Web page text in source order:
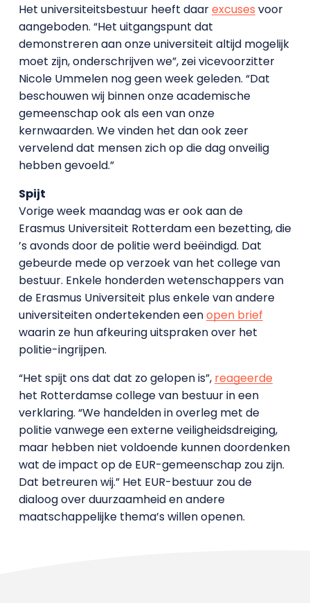
Het universiteitsbestuur heeft daarexcuses voor
aangeboden. “Het uitgangspunt dat
demonstreren aan onze universiteit altijd mogelijk
moet zijn, onderschrijven we”, zei vicevoorzitter
Nicole Ummelen nog geen week geleden. “Dat
beschouwen wij binnen onze academische
gemeenschap ook als een van onze
kernwaarden. We vinden het dan ook zeer
vervelend dat mensen zich op die dag onveilig
hebben gevoeld.”
Spijt
Vorige week maandag was er ook aan de
Erasmus Universiteit Rotterdam een bezetting, die
’s avonds door de politie werd beëindigd. Dat
gebeurde mede op verzoek van het college van
bestuur. Enkele honderden wetenschappers van
de Erasmus Universiteit plus enkele van andere
universiteiten ondertekenden eenopen brief
waarin ze hun afkeuring uitspraken over het
politie-ingrijpen.
“Het spijt ons dat dat zo gelopen is”, reageerde
het Rotterdamse college van bestuur in een
verklaring. “We handelden in overleg met de
politie vanwege een externe veiligheidsdreiging,
maar hebben niet voldoende kunnen doordenken
wat de impact op de EUR-gemeenschap zou zijn.
Dat betreuren wij.” Het EUR-bestuur zou de
dialoog over duurzaamheid en andere
maatschappelijke thema’s willen openen.